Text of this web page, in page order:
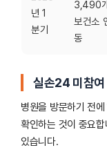
년 1
분기
3,490
보건소
동
실손24 미참여
병원을 방문하기 전
확인하는 것이 중요
있습니다.